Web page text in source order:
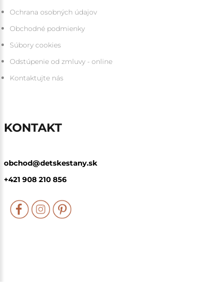
Ochrana osobných údajov
Obchodné podmienky
Súbory cookies
Odstúpenie od zmluvy - online
Kontaktujte nás
KONTAKT
obchod@detskestany.sk
+421 908 210 856